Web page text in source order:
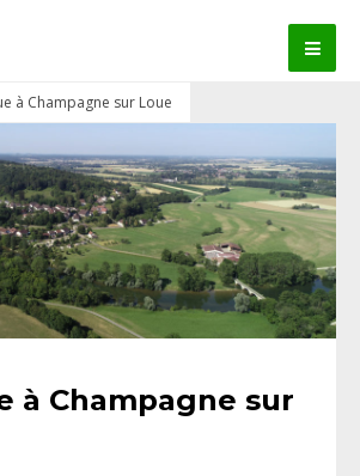
à Champagne sur Loue
à Champagne sur